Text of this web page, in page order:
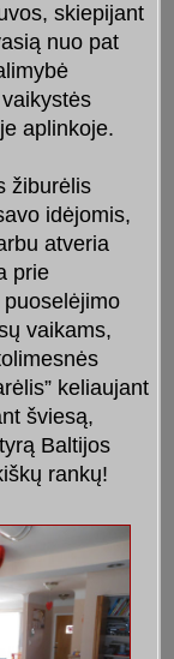
skiepijant
nuo pat
aplinkoje.
žiburėlis
idėjomis,
atveria
prie
puoselėjimo
vaikams,
keliaujant
šviesą,
Baltijos
rankų!